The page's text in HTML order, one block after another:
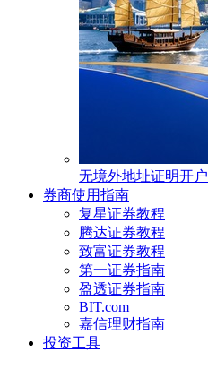
无境外地址证明开户
券商使用指南
复星证券教程
腾达证券教程
致富证券教程
第一证券指南
盈透证券指南
BIT.com
嘉信理财指南
投资工具